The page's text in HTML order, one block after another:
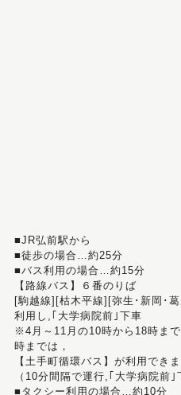
■JR弘前駅から
■徒歩の場合…約25分
■バス利用の場合…約15分
【路線バス】６番のりば
[駒越線][枯木平線][弥生･新岡･
利用し,｢大学病院前｣下車
※4月～11月の10時から18時ま
時までは，
【土手町循環バス】が利用できま
（10分間隔で運行,｢大学病院前｣
■タクシー利用の場合…約10分